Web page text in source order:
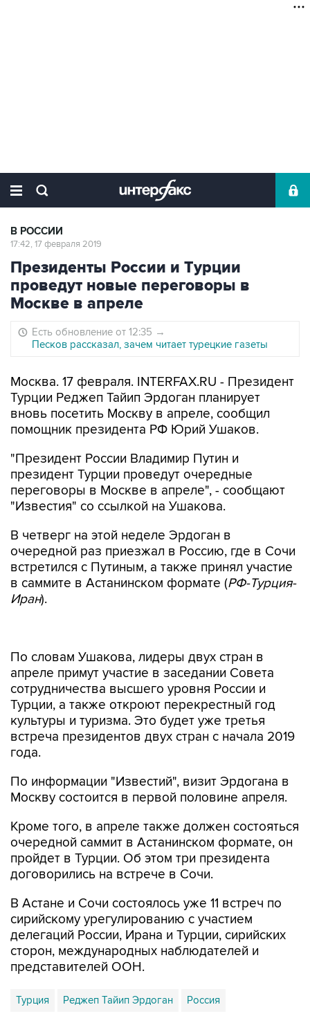
В РОССИИ
17:42, 17 февраля 2019
Президенты России и Турции
проведут новые переговоры в
Москве в апреле
Есть обновление от 12:35 →
Песков рассказал, зачем читает турецкие газеты
Москва. 17 февраля. INTERFAX.RU - Президент
Турции Реджеп Тайип Эрдоган планирует
вновь посетить Москву в апреле, сообщил
помощник президента РФ Юрий Ушаков.
"Президент России Владимир Путин и
президент Турции проведут очередные
переговоры в Москве в апреле", - сообщают
"Известия" со ссылкой на Ушакова.
В четверг на этой неделе Эрдоган в
очередной раз приезжал в Россию, где в Сочи
встретился с Путиным, а также принял участие
в саммите в Астанинском формате (РФ-Турция-
Иран).
По словам Ушакова, лидеры двух стран в
апреле примут участие в заседании Совета
сотрудничества высшего уровня России и
Турции, а также откроют перекрестный год
культуры и туризма. Это будет уже третья
встреча президентов двух стран с начала 2019
года.
По информации "Известий", визит Эрдогана в
Москву состоится в первой половине апреля.
Кроме того, в апреле также должен состояться
очередной саммит в Астанинском формате, он
пройдет в Турции. Об этом три президента
договорились на встрече в Сочи.
В Астане и Сочи состоялось уже 11 встреч по
сирийскому урегулированию с участием
делегаций России, Ирана и Турции, сирийских
сторон, международных наблюдателей и
представителей ООН.
Турция Реджеп Тайип Эрдоган Россия